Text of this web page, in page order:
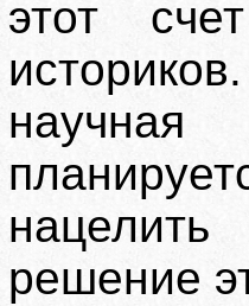
этот
решение